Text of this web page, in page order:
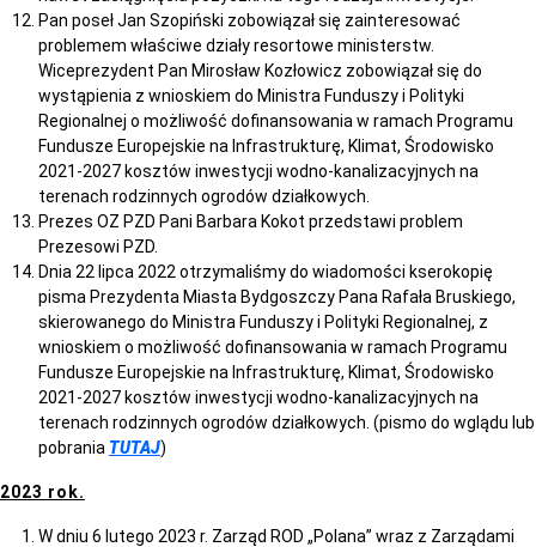
Pan poseł Jan Szopiński zobowiązał się zainteresować
problemem właściwe działy resortowe ministerstw.
Wiceprezydent Pan Mirosław Kozłowicz zobowiązał się do
wystąpienia z wnioskiem do Ministra Funduszy i Polityki
Regionalnej o możliwość dofinansowania w ramach Programu
Fundusze Europejskie na Infrastrukturę, Klimat, Środowisko
2021-2027 kosztów inwestycji wodno-kanalizacyjnych na
terenach rodzinnych ogrodów działkowych.
Prezes OZ PZD Pani Barbara Kokot przedstawi problem
Prezesowi PZD.
Dnia 22 lipca 2022 otrzymaliśmy do wiadomości kserokopię
pisma Prezydenta Miasta Bydgoszczy Pana Rafała Bruskiego,
skierowanego do Ministra Funduszy i Polityki Regionalnej, z
wnioskiem o możliwość dofinansowania w ramach Programu
Fundusze Europejskie na Infrastrukturę, Klimat, Środowisko
2021-2027 kosztów inwestycji wodno-kanalizacyjnych na
terenach rodzinnych ogrodów działkowych. (pismo do wglądu lub
pobrania TUTAJ)
2023 rok.
W dniu 6 lutego 2023 r. Zarząd ROD „Polana” wraz z Zarządami